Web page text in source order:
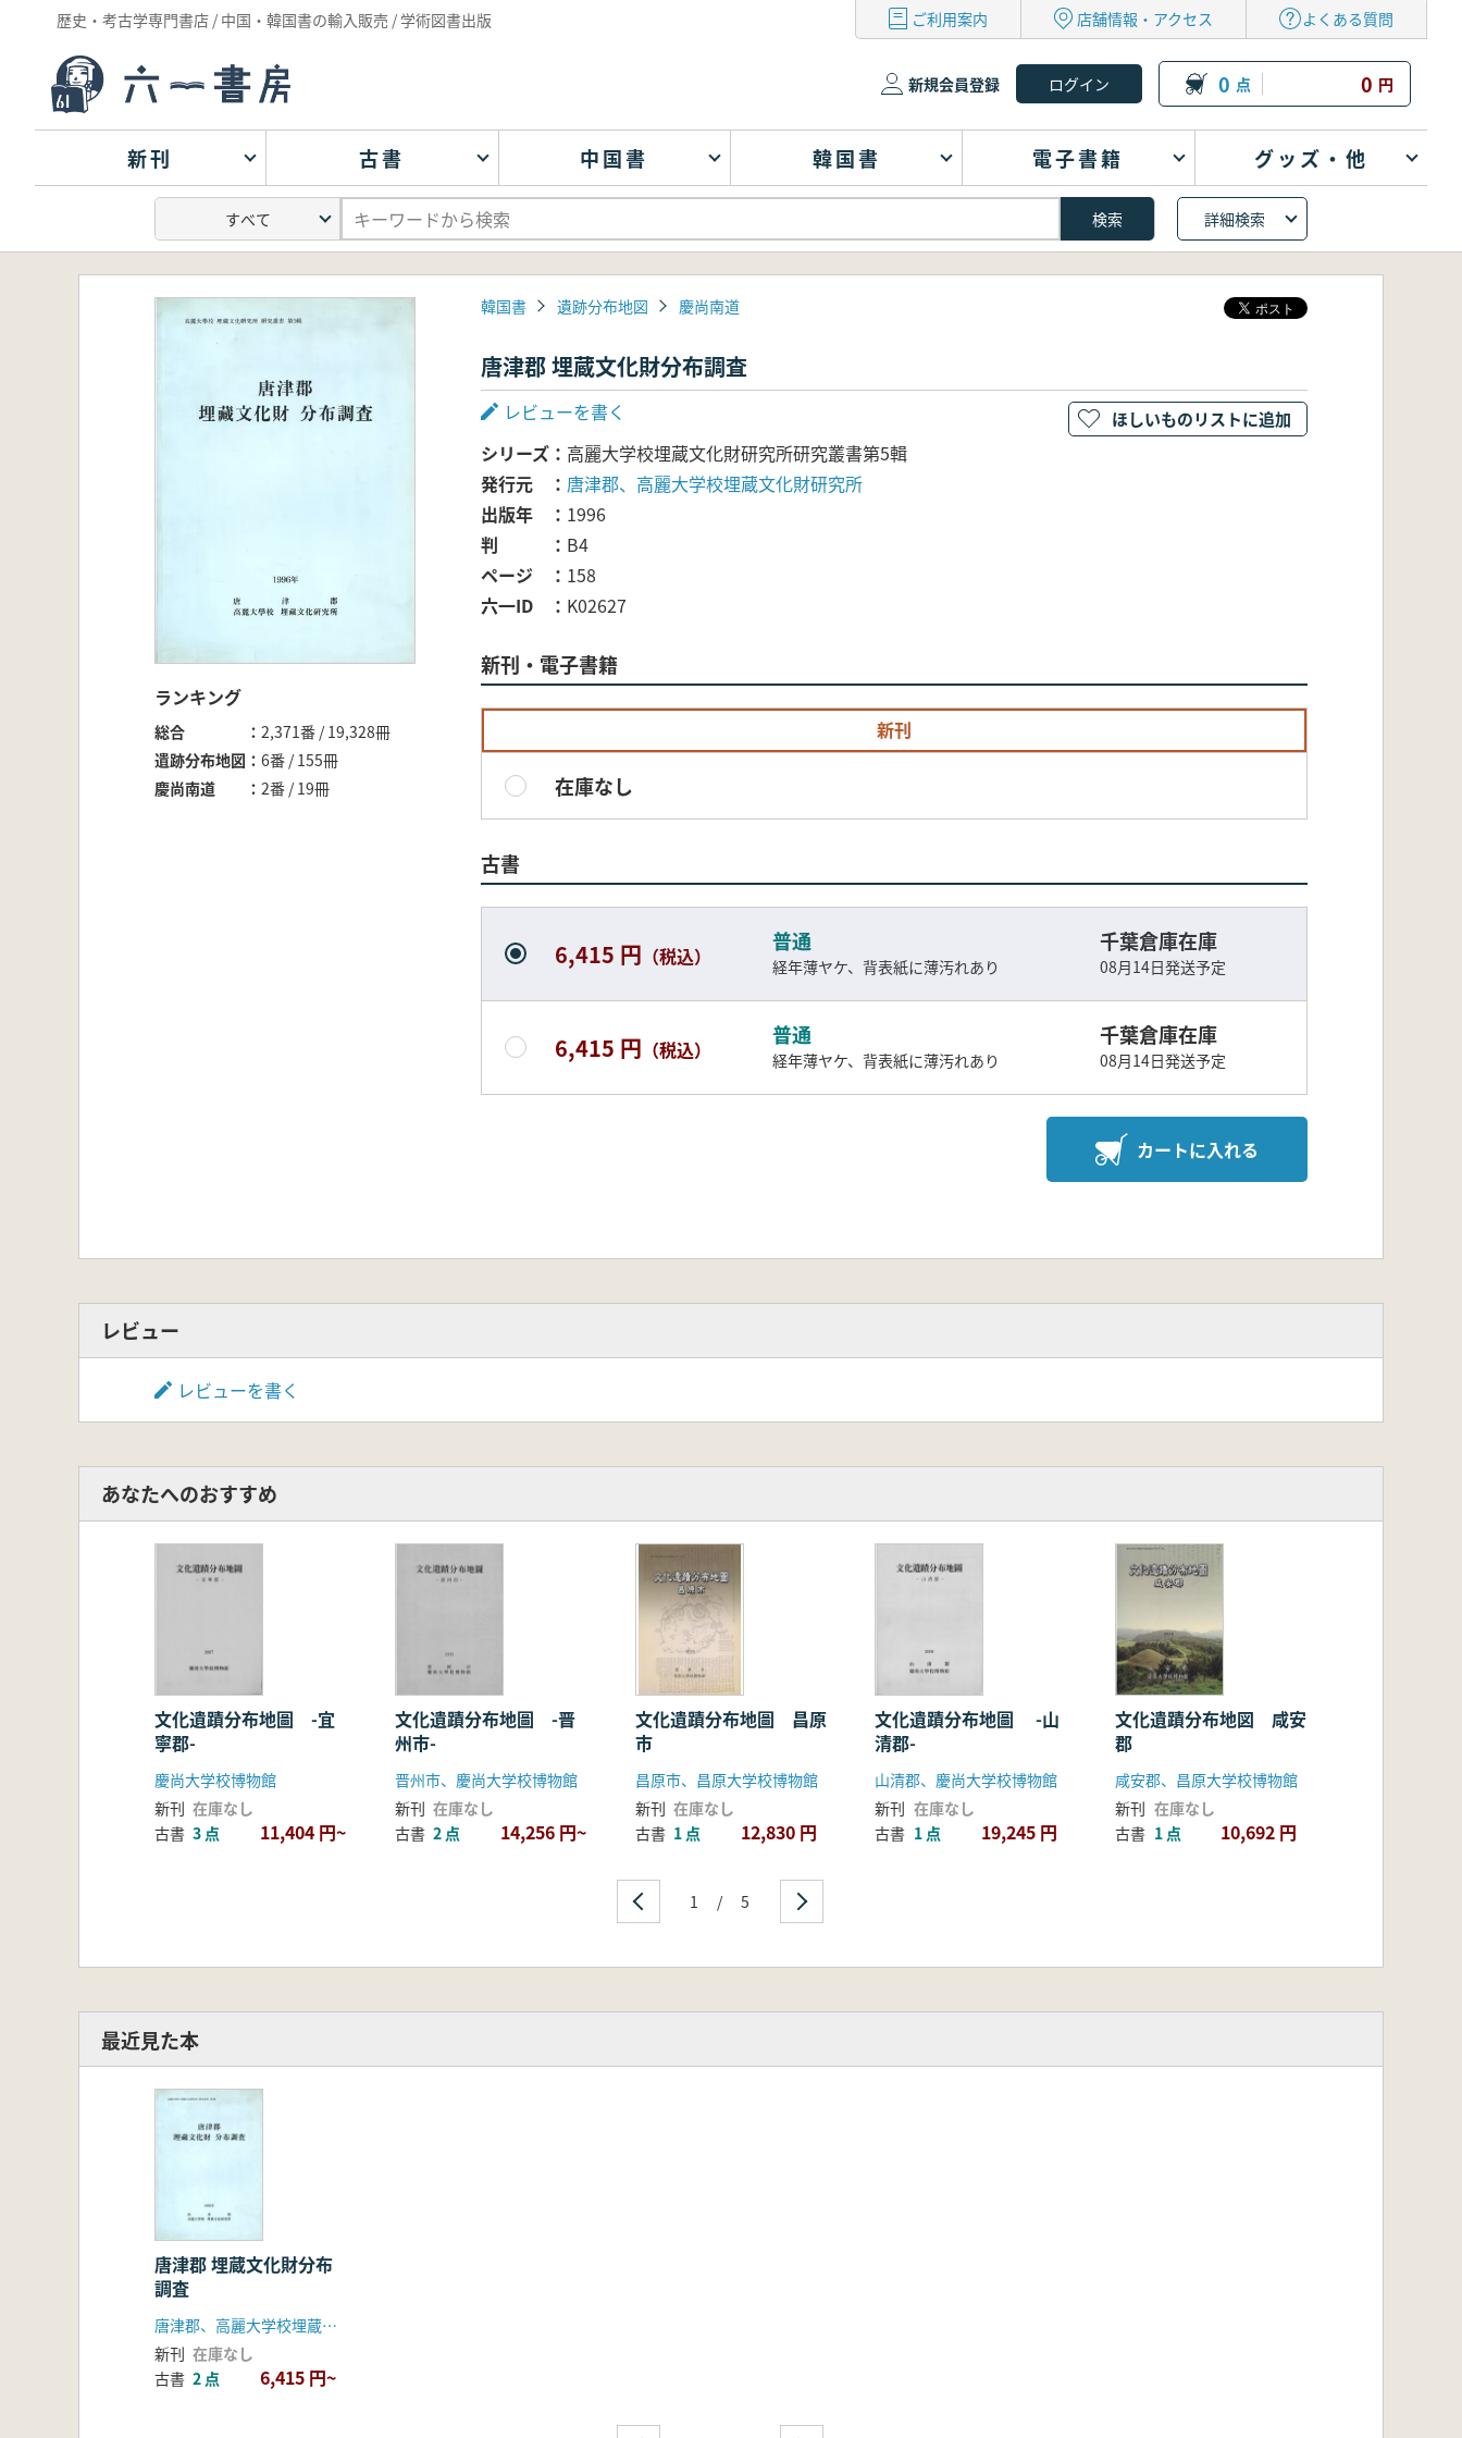
歴史・考古学専門書店 / 中国・韓国書の輸入販売 / 学術図書出版 ご利用案内 店舗情報・アクセス よくある質問
新規会員登録 0 点 0 円
新刊 古書 中国書 韓国書 電子書籍 グッズ・他
詳細検索
ランキング
総合
2,371番 / 19,328冊
遺跡分布地図
6番 / 155冊
慶尚南道
2番 / 19冊
韓国書 遺跡分布地図 慶尚南道
唐津郡 埋蔵文化財分布調査
レビューを書く
シリーズ
高麗大学校埋蔵文化財研究所研究叢書第5輯
発行元
唐津郡、高麗大学校埋蔵文化財研究所
出版年
1996
判
B4
ページ
158
六一ID
K02627
新刊・電子書籍
新刊
在庫なし
古書
6,415 円 （税込）
普通
経年薄ヤケ、背表紙に薄汚れあり
千葉倉庫在庫
08月14日発送予定
6,415 円 （税込）
普通
経年薄ヤケ、背表紙に薄汚れあり
千葉倉庫在庫
08月14日発送予定
カートに入れる
ほしいものリストに追加
レビュー
レビューを書く
あなたへのおすすめ
文化遺蹟分布地圖 -宜
寧郡-
慶尚大学校博物館
新刊 在庫なし
古書 3 点 11,404 円~
文化遺蹟分布地圖 -晋
州市-
晋州市、慶尚大学校博物館
新刊 在庫なし
古書 2 点 14,256 円~
文化遺蹟分布地圖 昌原
市
昌原市、昌原大学校博物館
新刊 在庫なし
古書 1 点 12,830 円
文化遺蹟分布地圖 -山
清郡-
山清郡、慶尚大学校博物館
新刊 在庫なし
古書 1 点 19,245 円
文化遺蹟分布地図 咸安
郡
咸安郡、昌原大学校博物館
新刊 在庫なし
古書 1 点 10,692 円
1 / 5
最近見た本
唐津郡 埋蔵文化財分布
調査
唐津郡、高麗大学校埋蔵文化財研究所
新刊 在庫なし
古書 2 点 6,415 円~